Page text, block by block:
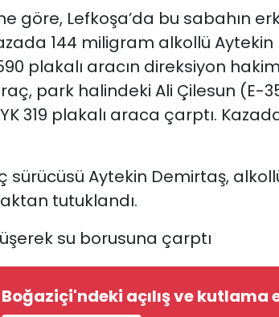
göre, Lefkoşa’da bu sabahın
144 miligram alkollü Aytekin
plakalı aracın direksiyon
park halindeki Ali Çilesun (E-
319 plakalı araca çarptı.
sürücüsü Aytekin Demirtaş,
tutuklandı.
su borusuna çarptı
Boğaziçi'ndeki açılış ve kutlama